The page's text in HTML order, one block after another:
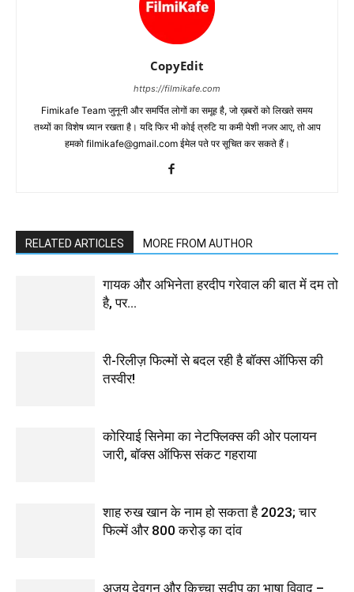
CopyEdit
https://filmikafe.com
Fimikafe Team जुनूनी और समर्पित लोगों का समूह है, जो ख़बरों को लिखते समय
तथ्‍यों का विशेष ध्‍यान रखता है। यदि फिर भी कोई त्रुटि या कमी पेशी नजर आए, तो आप
हमको filmikafe@gmail.com ईमेल पते पर सूचित कर सकते हैं।
RELATED ARTICLES MORE FROM AUTHOR
गायक और अभिनेता हरदीप गरेवाल की बात में दम तो
है, पर…
री-रिलीज़ फिल्मों से बदल रही है बॉक्स ऑफिस की
तस्वीर!
कोरियाई सिनेमा का नेटफ्लिक्स की ओर पलायन
जारी, बॉक्स ऑफिस संकट गहराया
शाह रुख खान के नाम हो सकता है 2023; चार
फिल्में और 800 करोड़ का दांव
अजय देवगन और किच्चा सुदीप का भाषा विवाद –